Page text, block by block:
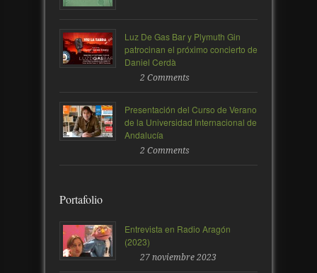
Luz De Gas Bar y Plymuth Gin
patrocinan el próximo concierto de
Daniel Cerdà
2 Comments
Presentación del Curso de Verano
de la Universidad Internacional de
Andalucía
2 Comments
Portafolio
Entrevista en Radio Aragón
(2023)
27 noviembre 2023